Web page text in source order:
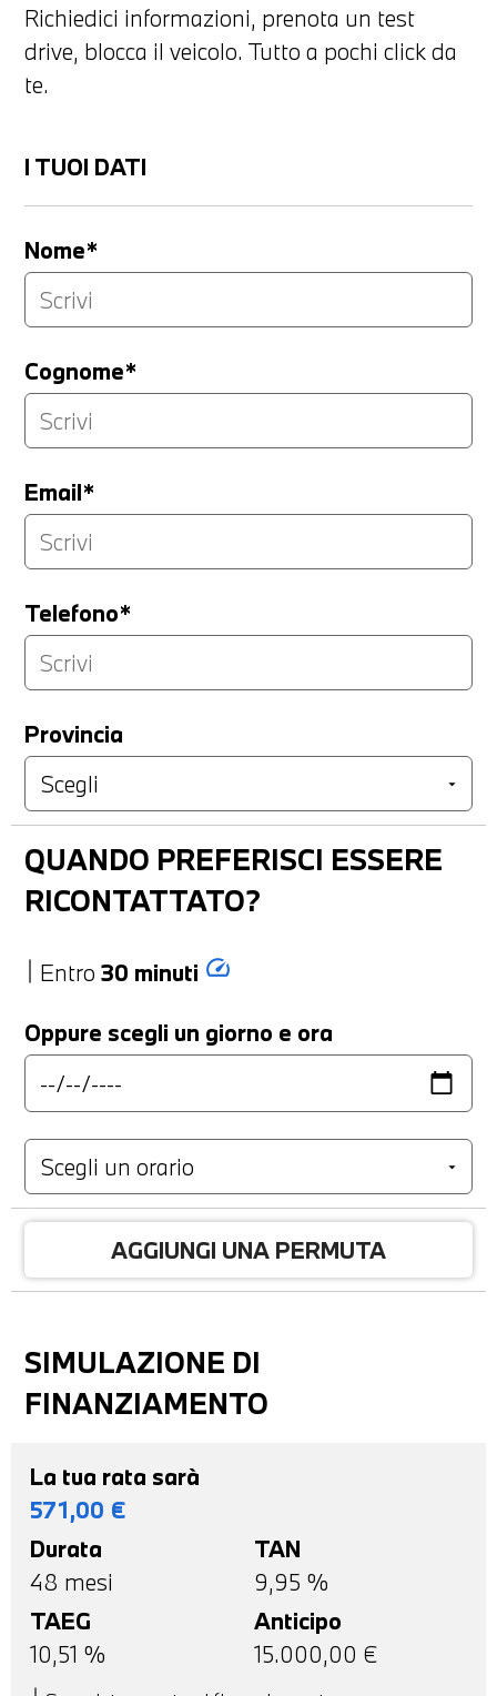
Richiedici informazioni, prenota un test
drive, blocca il veicolo. Tutto a pochi click da
te.
I TUOI DATI
Nome*
Cognome*
Email*
Telefono*
Provincia
QUANDO PREFERISCI ESSERE
RICONTATTATO?
Entro 30 minuti speed
Oppure scegli un giorno e ora
AGGIUNGI UNA PERMUTA
SIMULAZIONE DI
FINANZIAMENTO
La tua rata sarà
571,00 €
Durata
48 mesi
TAN
9,95 %
TAEG
10,51 %
Anticipo
15.000,00 €